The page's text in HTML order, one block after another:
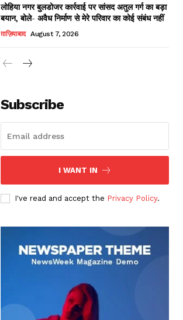
लोहिया नगर बुलडोजर कार्रवाई पर सांसद अतुल गर्ग का बड़ा
बयान, बोले- अवैध निर्माण से मेरे परिवार का कोई संबंध नहीं
ग़ाज़ियाबाद August 7, 2026
Subscribe
I WANT IN
I've read and accept the Privacy Policy.